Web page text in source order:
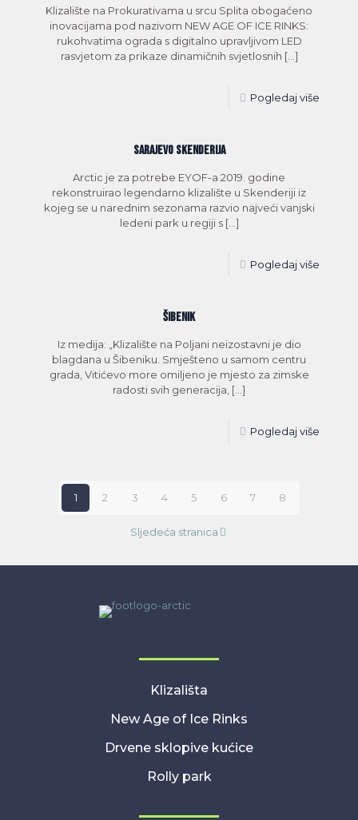
Klizalište na Prokurativama u srcu Splita obogaćeno
inovacijama pod nazivom NEW AGE OF ICE RINKS:
rukohvatima ograda s digitalno upravljivom LED
rasvjetom za prikaze dinamičnih svjetlosnih […]
Pogledaj više
SARAJEVO SKENDERIJA
Arctic je za potrebe EYOF-a 2019. godine
rekonstruirao legendarno klizalište u Skenderiji iz
kojeg se u narednim sezonama razvio najveći vanjski
ledeni park u regiji s[…]
Pogledaj više
ŠIBENIK
Iz medija: „Klizalište na Poljani neizostavni je dio
blagdana u Šibeniku. Smješteno u samom centru
grada, Vitićevo more omiljeno je mjesto za zimske
radosti svih generacija, […]
Pogledaj više
1 2 3 4 5 6 7 8
Sljedeća stranica
Klizališta
New Age of Ice Rinks
Drvene sklopive kućice
Rolly park